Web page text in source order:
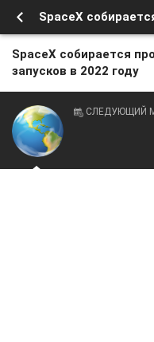
SpaceX собирается
запусков в 2022 году
СЛЕДУЮЩИЙ